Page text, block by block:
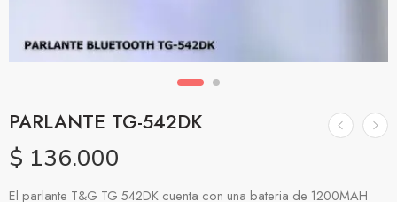
PARLANTE TG-542DK
$ 136.000
El parlante T&G TG 542DK cuenta con una bateria de 1200MAH